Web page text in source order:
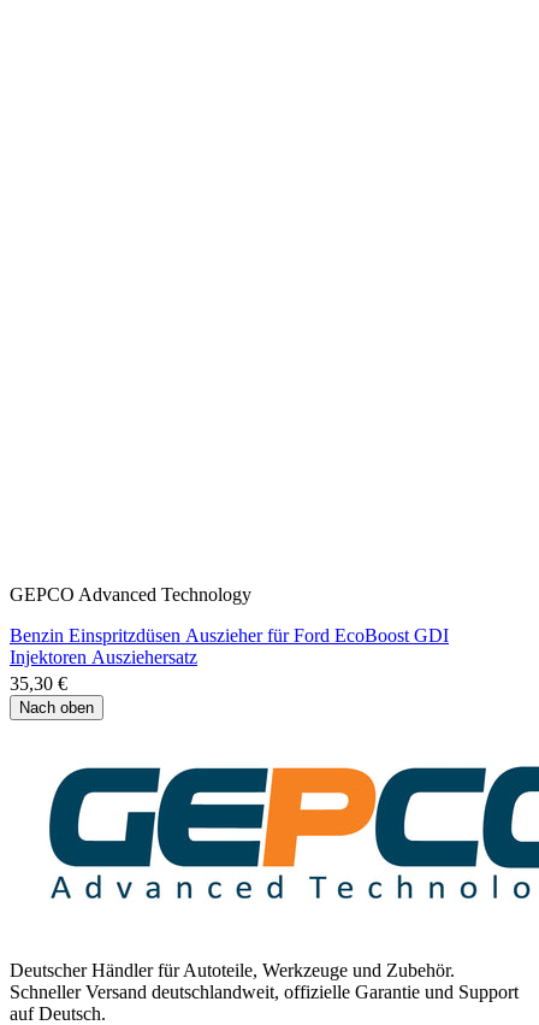
GEPCO Advanced Technology
Benzin Einspritzdüsen Auszieher für Ford EcoBoost GDI
Injektoren Ausziehersatz
35,30 €
Nach oben
Deutscher Händler für Autoteile, Werkzeuge und Zubehör.
Schneller Versand deutschlandweit, offizielle Garantie und Support
auf Deutsch.